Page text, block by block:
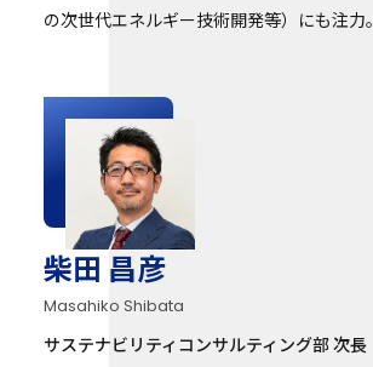
の次世代エネルギー技術開発等）にも注力。
柴田 昌彦
Masahiko Shibata
サステナビリティコンサルティング部 次長